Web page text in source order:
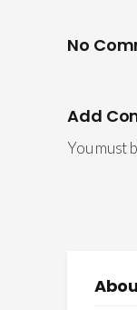
No
Add
You must